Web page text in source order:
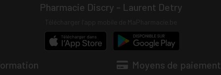
Pharmacie Discry - Laurent Detry
Moyens de paiement